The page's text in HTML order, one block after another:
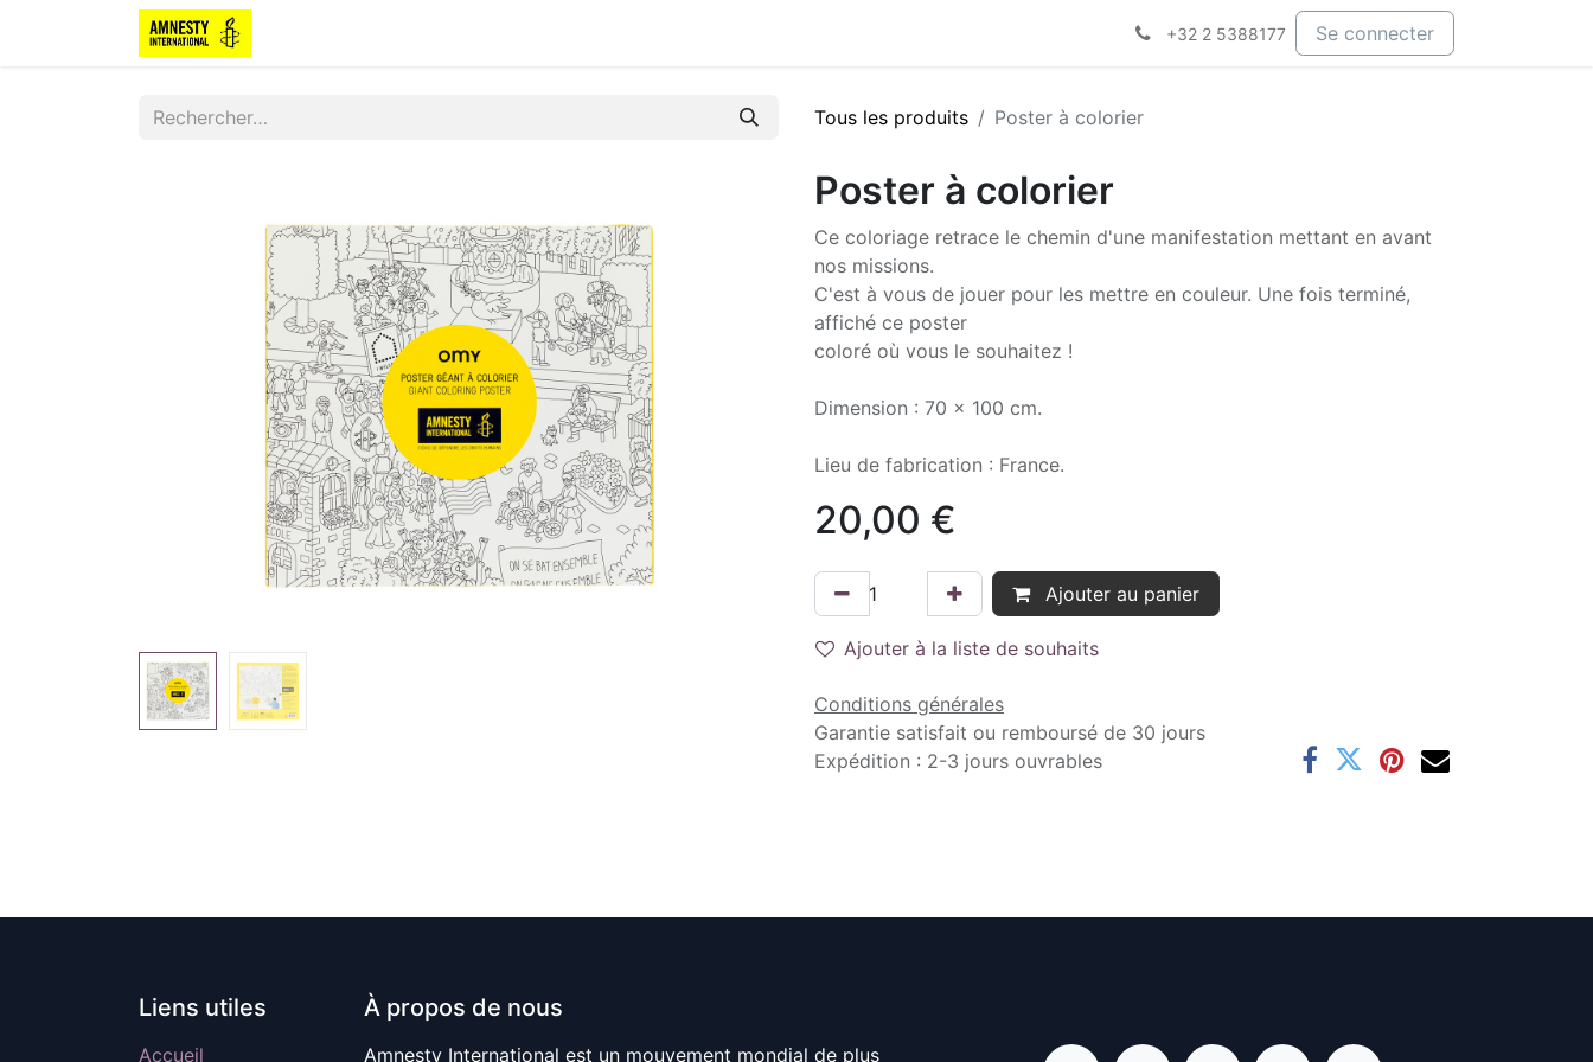
+32 2 5388177 Se connecter
Tous les produits Poster à colorier
Poster à colorier
Ce coloriage retrace le chemin d'une manifestation mettant en avant
nos missions.
C'est à vous de jouer pour les mettre en couleur. Une fois terminé,
affiché ce poster
coloré où vous le souhaitez !
Dimension : 70 x 100 cm.
Lieu de fabrication : France.
20,00 €
Ajouter au panier
Ajouter à la liste de souhaits
Conditions générales
Garantie satisfait ou remboursé de 30 jours
Expédition : 2-3 jours ouvrables
Liens utiles
Accueil
À propos de nous
Amnesty International est un mouvement mondial de plus